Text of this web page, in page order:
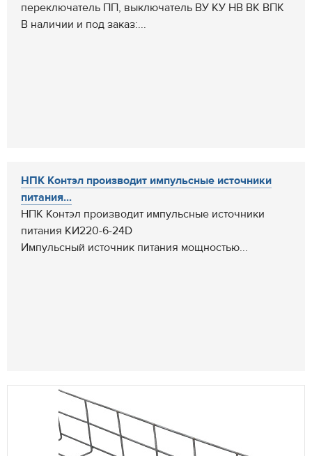
переключатель ПП, выключатель ВУ КУ НВ ВК ВПК
В наличии и под заказ:...
НПК Контэл производит импульсные источники
питания...
НПК Контэл производит импульсные источники
питания КИ220-6-24D
Импульсный источник питания мощностью...